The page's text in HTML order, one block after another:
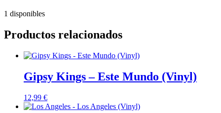
1 disponibles
Productos relacionados
Gipsy Kings – Este Mundo (Vinyl)
12,99 €